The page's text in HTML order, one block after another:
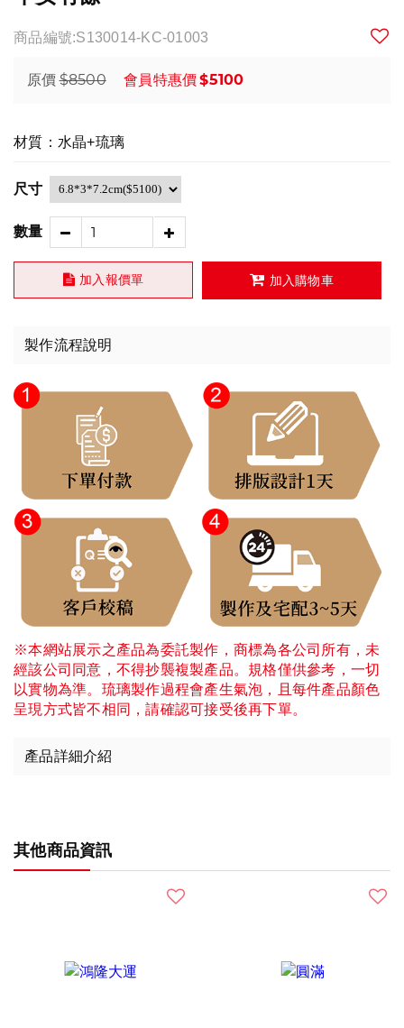
商品編號:S130014-KC-01003
原價 $8500 會員特惠價$5100
材質：水晶+琉璃
尺寸
數量
加入報價單 加入購物車
製作流程說明
※本網站展示之產品為委託製作，商標為各公司所有，未
經該公司同意，不得抄襲複製產品。規格僅供參考，一切
以實物為準。琉璃製作過程會產生氣泡，且每件產品顏色
呈現方式皆不相同，請確認可接受後再下單。
產品詳細介紹
其他商品資訊